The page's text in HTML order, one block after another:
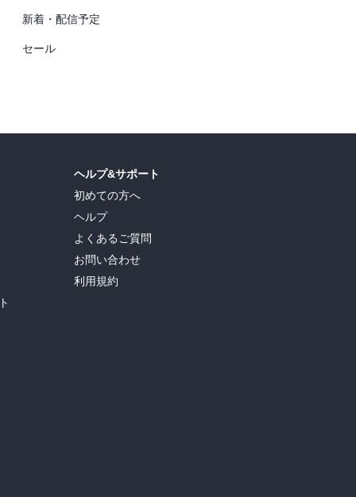
新着・配信予定
セール
ヘルプ&サポート
初めての方へ
ヘルプ
よくあるご質問
お問い合わせ
利用規約